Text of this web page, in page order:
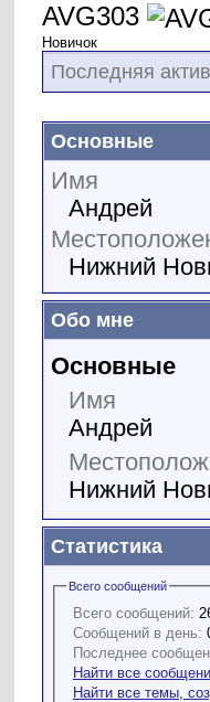
AVG303
Новичок
Последняя
Основные
Имя
Андрей
Нижний
Обо мне
Основные
Имя
Андрей
Нижний
Статистика
Всего сообщений
Всего сообщений:
Сообщений в день:
Последнее
Найти все
Найти все темы,